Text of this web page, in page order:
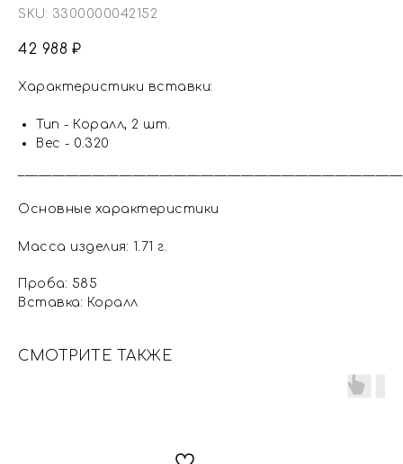
SKU: 3300000042152
42 988 ₽
Характеристики вставки:
Тип - Коралл, 2 шт.
Вес - 0.320
Основные характеристики
Масса изделия: 1.71 г.
Проба: 585
Вставка: Коралл
СМОТРИТЕ ТАКЖЕ